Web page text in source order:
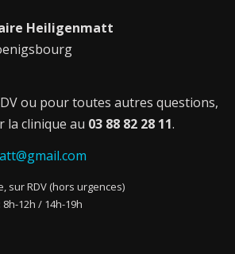
Heiligenmatt
ou pour toutes autres questions,
la clinique au 03 88 82 28 11.
sur RDV (hors urgences)
12h / 14h-19h